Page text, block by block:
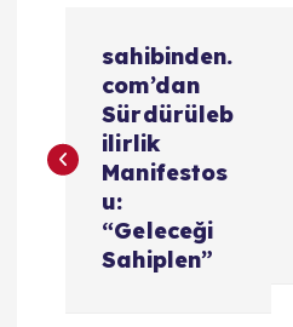
z
sahibinden.
com’dan
Sürdürüleb
ilirlik
Manifestos
u:
“Geleceği
Sahiplen”